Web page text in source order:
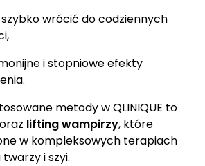
wrócić do codziennych
i stopniowe efekty
metody w QLINIQUE to
oraz lifting wampirzy, które
w kompleksowych terapiach
i szyi.